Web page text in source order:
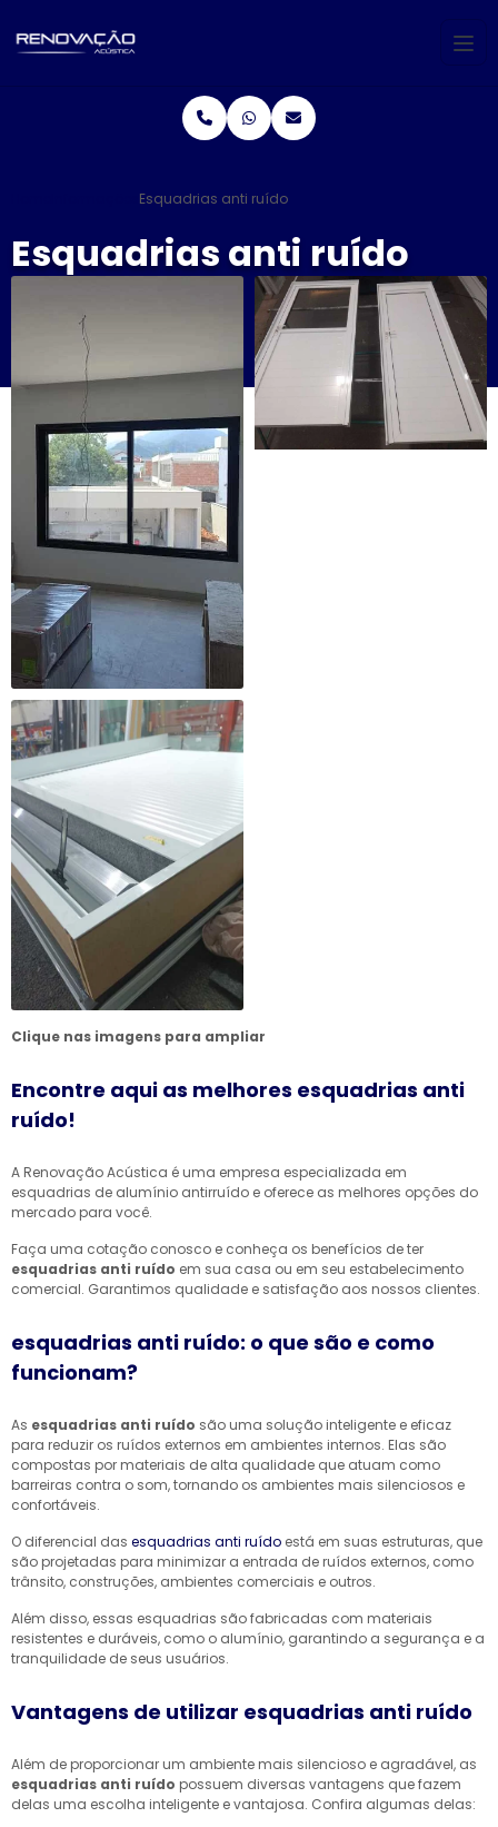
Esquadrias anti ruído
Esquadrias anti ruído
Clique nas imagens para ampliar
Encontre aqui as melhores esquadrias anti
ruído!
A Renovação Acústica é uma empresa especializada em
esquadrias de alumínio antirruído e oferece as melhores opções do
mercado para você.
Faça uma cotação conosco e conheça os benefícios de ter
esquadrias anti ruído em sua casa ou em seu estabelecimento
comercial. Garantimos qualidade e satisfação aos nossos clientes.
esquadrias anti ruído: o que são e como
funcionam?
As esquadrias anti ruído são uma solução inteligente e eficaz
para reduzir os ruídos externos em ambientes internos. Elas são
compostas por materiais de alta qualidade que atuam como
barreiras contra o som, tornando os ambientes mais silenciosos e
confortáveis.
O diferencial das esquadrias anti ruído está em suas estruturas, que
são projetadas para minimizar a entrada de ruídos externos, como
trânsito, construções, ambientes comerciais e outros.
Além disso, essas esquadrias são fabricadas com materiais
resistentes e duráveis, como o alumínio, garantindo a segurança e a
tranquilidade de seus usuários.
Vantagens de utilizar esquadrias anti ruído
Além de proporcionar um ambiente mais silencioso e agradável, as
esquadrias anti ruído possuem diversas vantagens que fazem
delas uma escolha inteligente e vantajosa. Confira algumas delas: